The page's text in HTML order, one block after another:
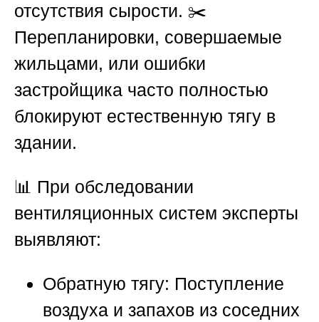
отсутствия сырости. ✂️
Перепланировки, совершаемые
жильцами, или ошибки
застройщика часто полностью
блокируют естественную тягу в
здании.
📊 При обследовании
вентиляционных систем эксперты
выявляют:
Обратную тягу: Поступление
воздуха и запахов из соседних